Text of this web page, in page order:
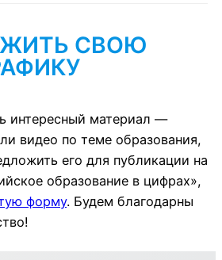
СВОЮ
интересный материал —
видео по теме образования,
его для публикации на
образование в цифрах»,
форму. Будем благодарны